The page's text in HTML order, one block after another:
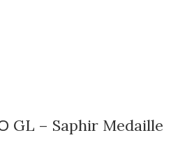
GL – Saphir Medaille